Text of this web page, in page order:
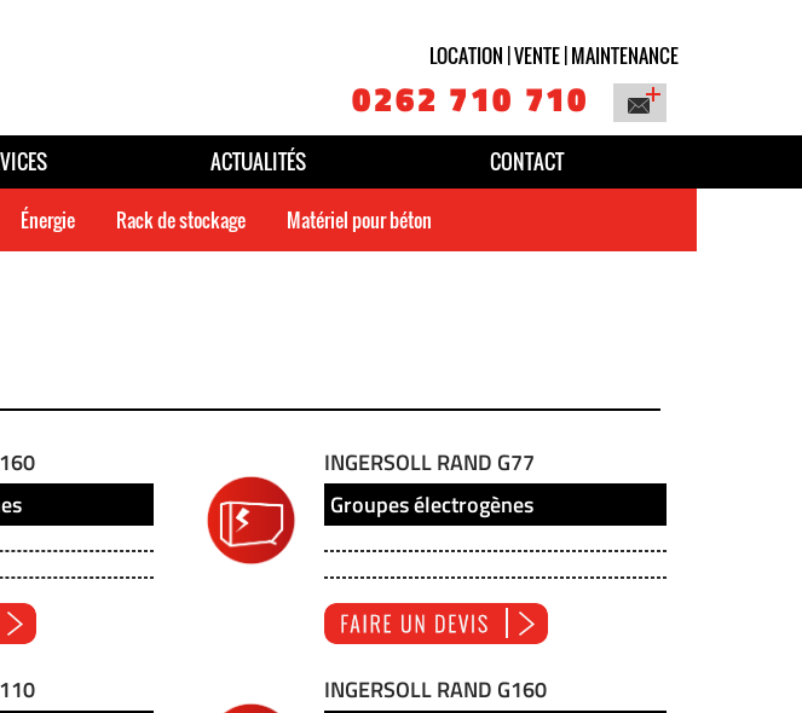
LOCATION | VENTE | MAINTENANCE
0262 710 710
ACTUALITÉS CONTACT
Énergie Rack de stockage Matériel pour béton
INGERSOLL RAND G77
Groupes électrogènes
INGERSOLL RAND G160